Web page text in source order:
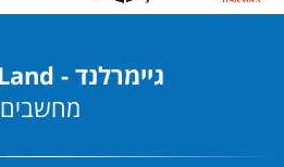
גיימרלנד - GamerLand
מחשבים